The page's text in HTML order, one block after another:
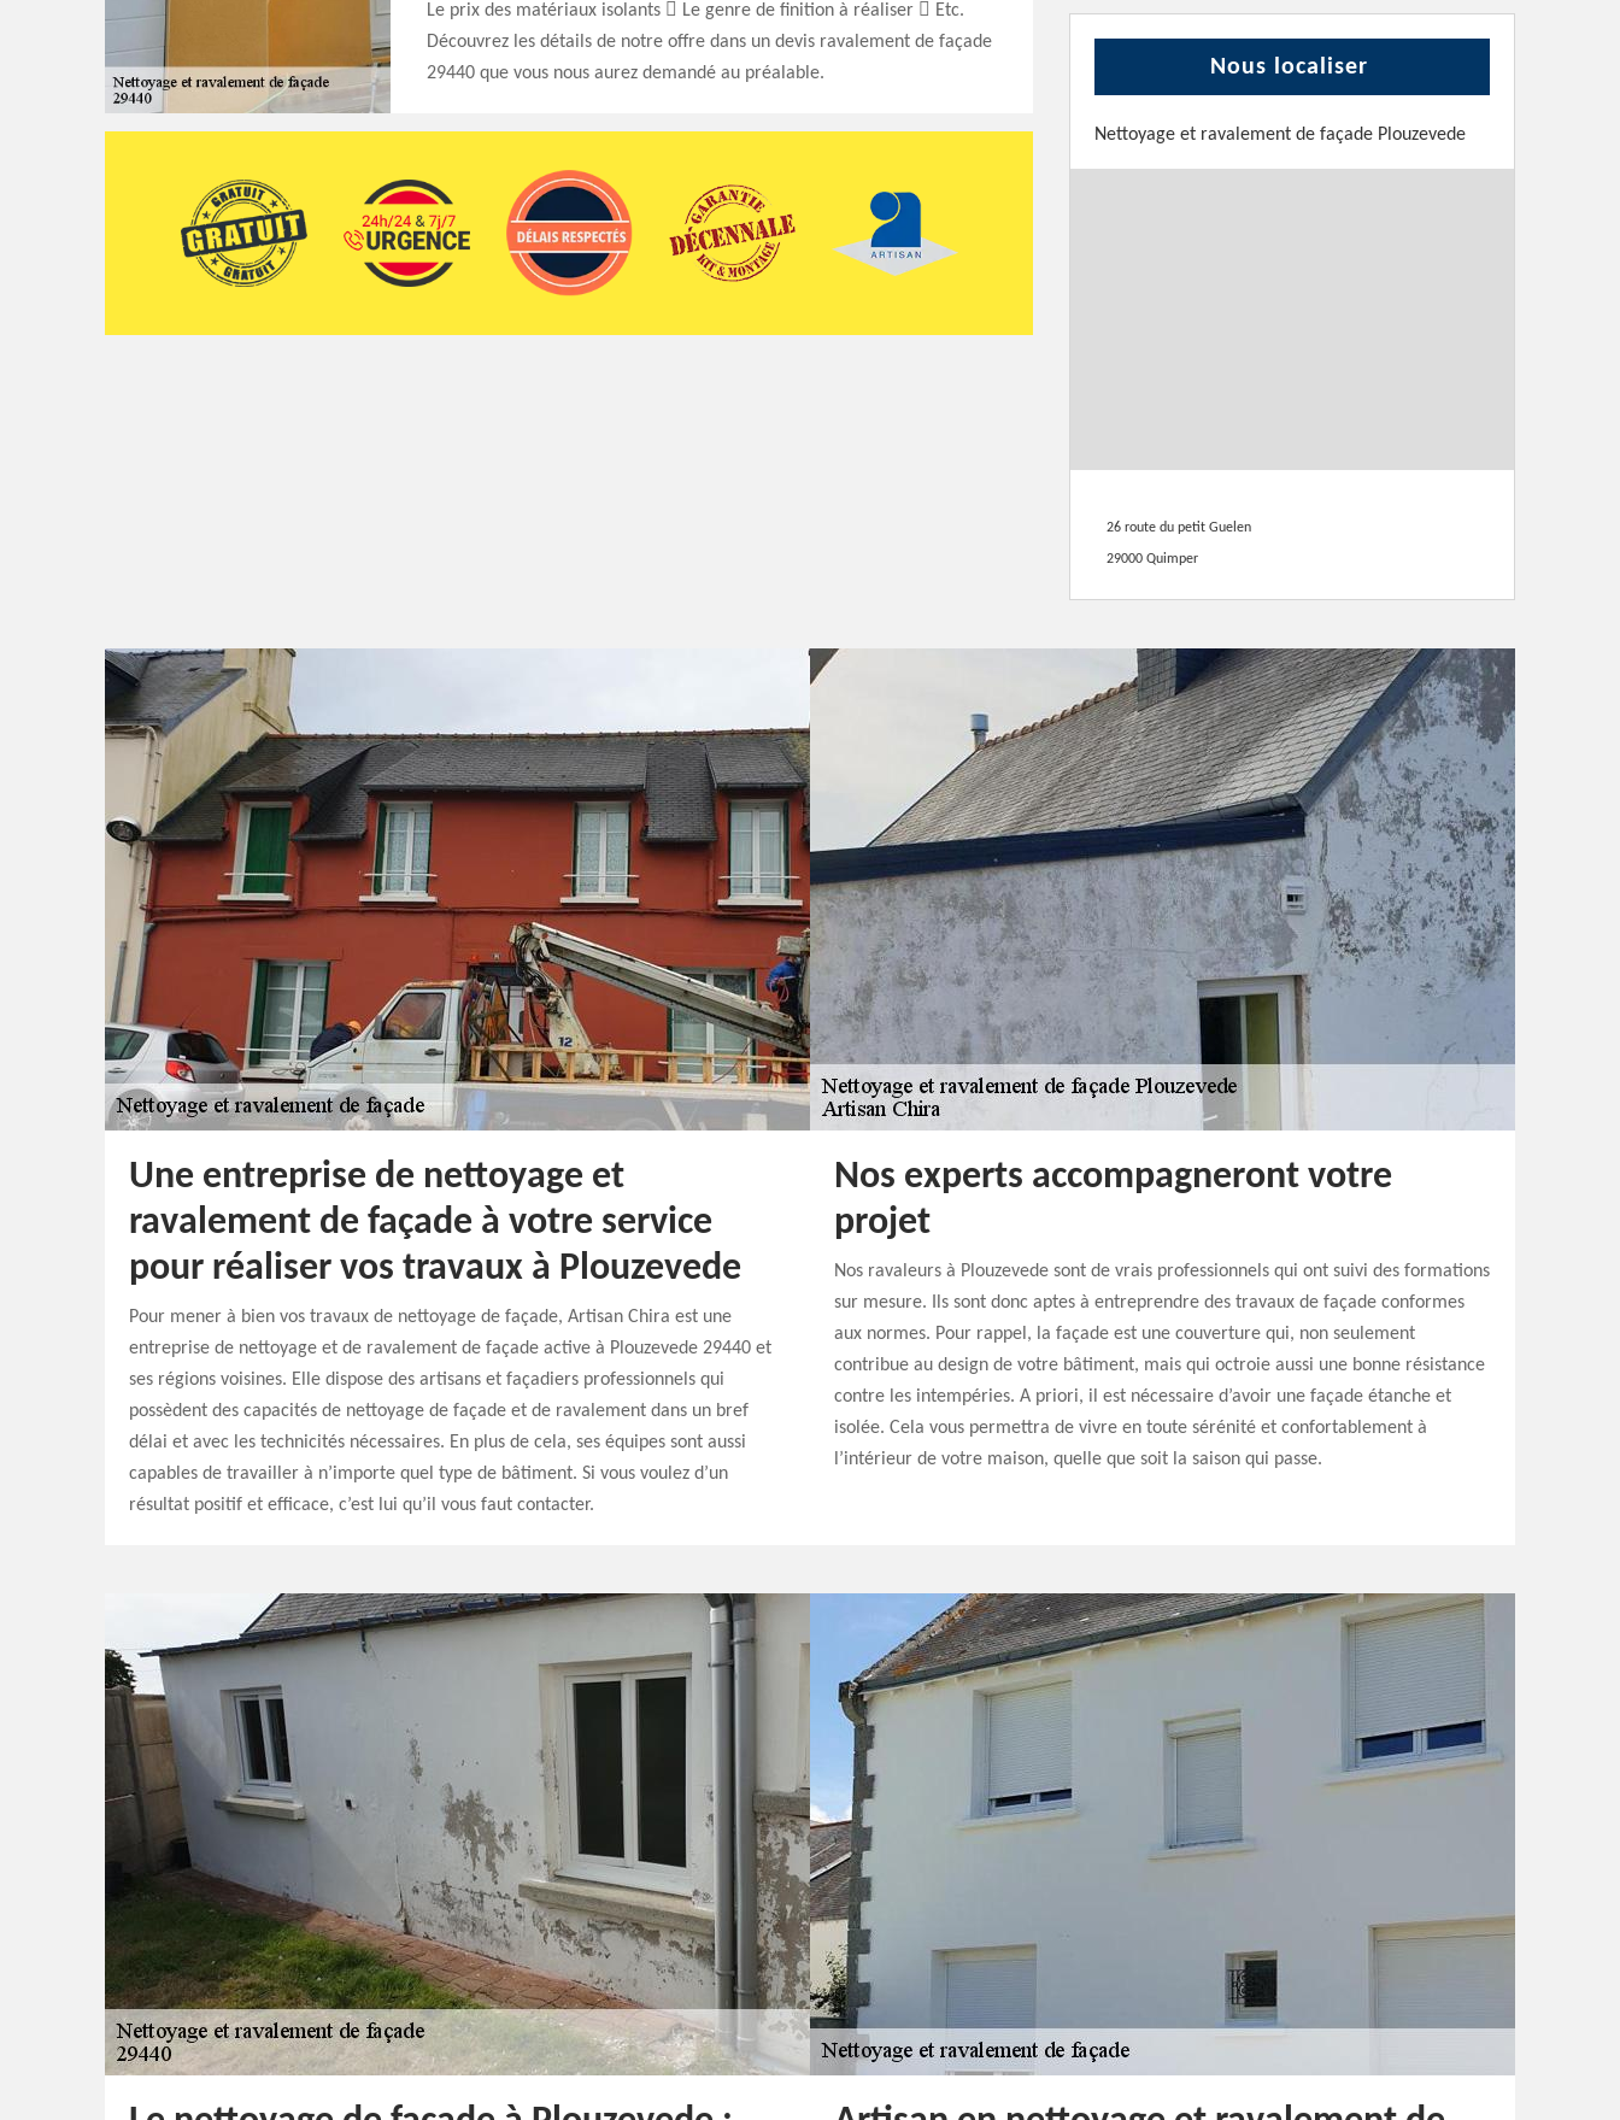
Le prix des matériaux isolants  Le genre de finition à réaliser  Etc.
Découvrez les détails de notre offre dans un devis ravalement de façade
29440 que vous nous aurez demandé au préalable.
Nous localiser
Nettoyage et ravalement de façade Plouzevede
26 route du petit Guelen
29000 Quimper
Une entreprise de nettoyage et
ravalement de façade à votre service
pour réaliser vos travaux à Plouzevede
Pour mener à bien vos travaux de nettoyage de façade, Artisan Chira est une
entreprise de nettoyage et de ravalement de façade active à Plouzevede 29440 et
ses régions voisines. Elle dispose des artisans et façadiers professionnels qui
possèdent des capacités de nettoyage de façade et de ravalement dans un bref
délai et avec les technicités nécessaires. En plus de cela, ses équipes sont aussi
capables de travailler à n’importe quel type de bâtiment. Si vous voulez d’un
résultat positif et efficace, c’est lui qu’il vous faut contacter.
Nos experts accompagneront votre
projet
Nos ravaleurs à Plouzevede sont de vrais professionnels qui ont suivi des formations
sur mesure. Ils sont donc aptes à entreprendre des travaux de façade conformes
aux normes. Pour rappel, la façade est une couverture qui, non seulement
contribue au design de votre bâtiment, mais qui octroie aussi une bonne résistance
contre les intempéries. A priori, il est nécessaire d’avoir une façade étanche et
isolée. Cela vous permettra de vivre en toute sérénité et confortablement à
l’intérieur de votre maison, quelle que soit la saison qui passe.